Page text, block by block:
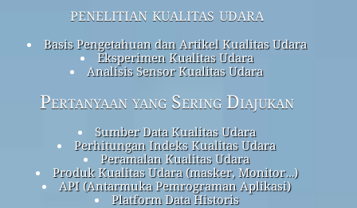
penelitian kualitas udara
Basis Pengetahuan dan Artikel Kualitas Udara
Eksperimen Kualitas Udara
Analisis Sensor Kualitas Udara
Pertanyaan yang Sering Diajukan
Sumber Data Kualitas Udara
Perhitungan Indeks Kualitas Udara
Peramalan Kualitas Udara
Produk Kualitas Udara (masker, Monitor…)
API (Antarmuka Pemrograman Aplikasi)
Platform Data Historis